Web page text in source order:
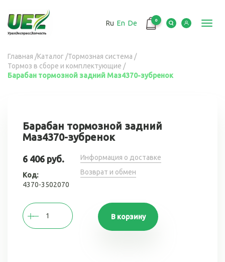
основному
содержанию
Ru En De 0
Вы
здесь
Главная /Каталог /Тормозная система /
Тормоз в сборе и комплектующие /
Барабан тормозной задний Маз4370-зубренок
Барабан тормозной задний
Маз4370-зубренок
6 406 руб.
Код:
4370-3502070
Информация о доставке
Возврат и обмен
В корзину